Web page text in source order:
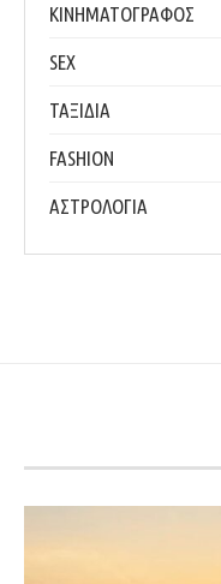
ΚΙΝΗΜΑΤΟΓΡΑΦΟΣ
SEX
ΤΑΞΙΔΙΑ
FASHION
ΑΣΤΡΟΛΟΓΙΑ